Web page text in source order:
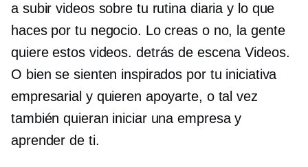
a subir videos sobre tu rutina diaria y lo que
haces por tu negocio. Lo creas o no, la gente
quiere estos videos. detrás de escena Videos.
O bien se sienten inspirados por tu iniciativa
empresarial y quieren apoyarte, o tal vez
también quieran iniciar una empresa y
aprender de ti.